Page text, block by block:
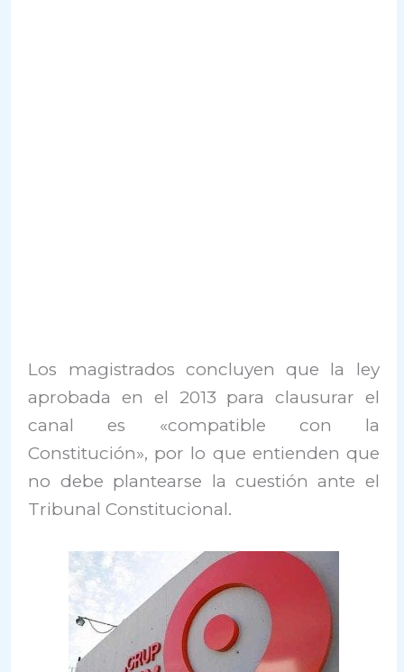
Los magistrados concluyen que la ley
aprobada en el 2013 para clausurar el
canal es «compatible con la
Constitución», por lo que entienden que
no debe plantearse la cuestión ante el
Tribunal Constitucional.